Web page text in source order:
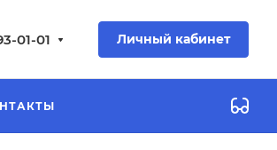
01-01 Личный кабинет